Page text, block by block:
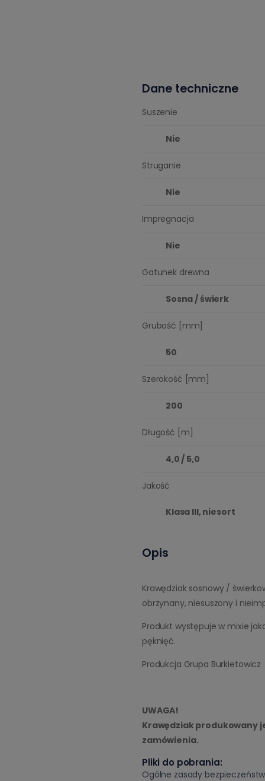
Dane techniczne
Suszenie
Nie
Struganie
Nie
Impregnacja
Nie
Gatunek drewna
Sosna / świerk
Grubość [mm]
50
Szerokość [mm]
200
Długość [m]
4,0 / 5,0
Jakość
Klasa III, niesort
Opis
Krawędziak sosnowy /
obrzynany, niesuszony i
Produkt występuje w mixie
pęknięć.
Produkcja Grupa Burkietowicz
UWAGA!
Krawędziak produkowany
zamówienia.
Pliki do pobrania:
Ogólne zasady